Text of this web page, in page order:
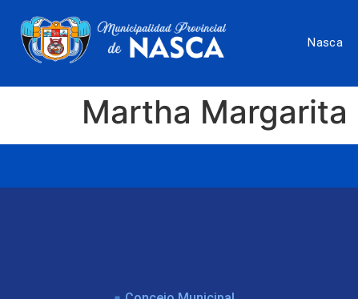
Nasca
Martha Margarita